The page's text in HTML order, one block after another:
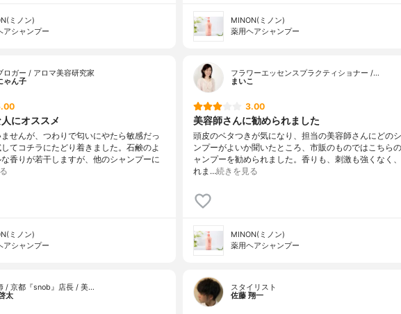
ミノン)
アシャンプー
MINON(ミノン)
薬用ヘアシャンプー
ロガー / アロマ美容研究家
ゃん子
にオススメ
せんが、つわりで匂いにやたら敏感だっ
てコチラにたどり着きました。石鹸のよ
香りが若干しますが、他のシャンプーに
ミノン)
アシャンプー
フラワーエッセンスプラクティショナー /…
まいこ
3.00
美容師さんに勧められました
頭皮のベタつきが気になり、担当の美容師さんにどの
ンプーがよいか聞いたところ、市販のものではこちら
ャンプーを勧められました。香りも、刺激も強くなく
れま…続きを見る
MINON(ミノン)
薬用ヘアシャンプー
/ 京都『snob』店長 / 美…
太
スタイリスト
佐藤 翔一